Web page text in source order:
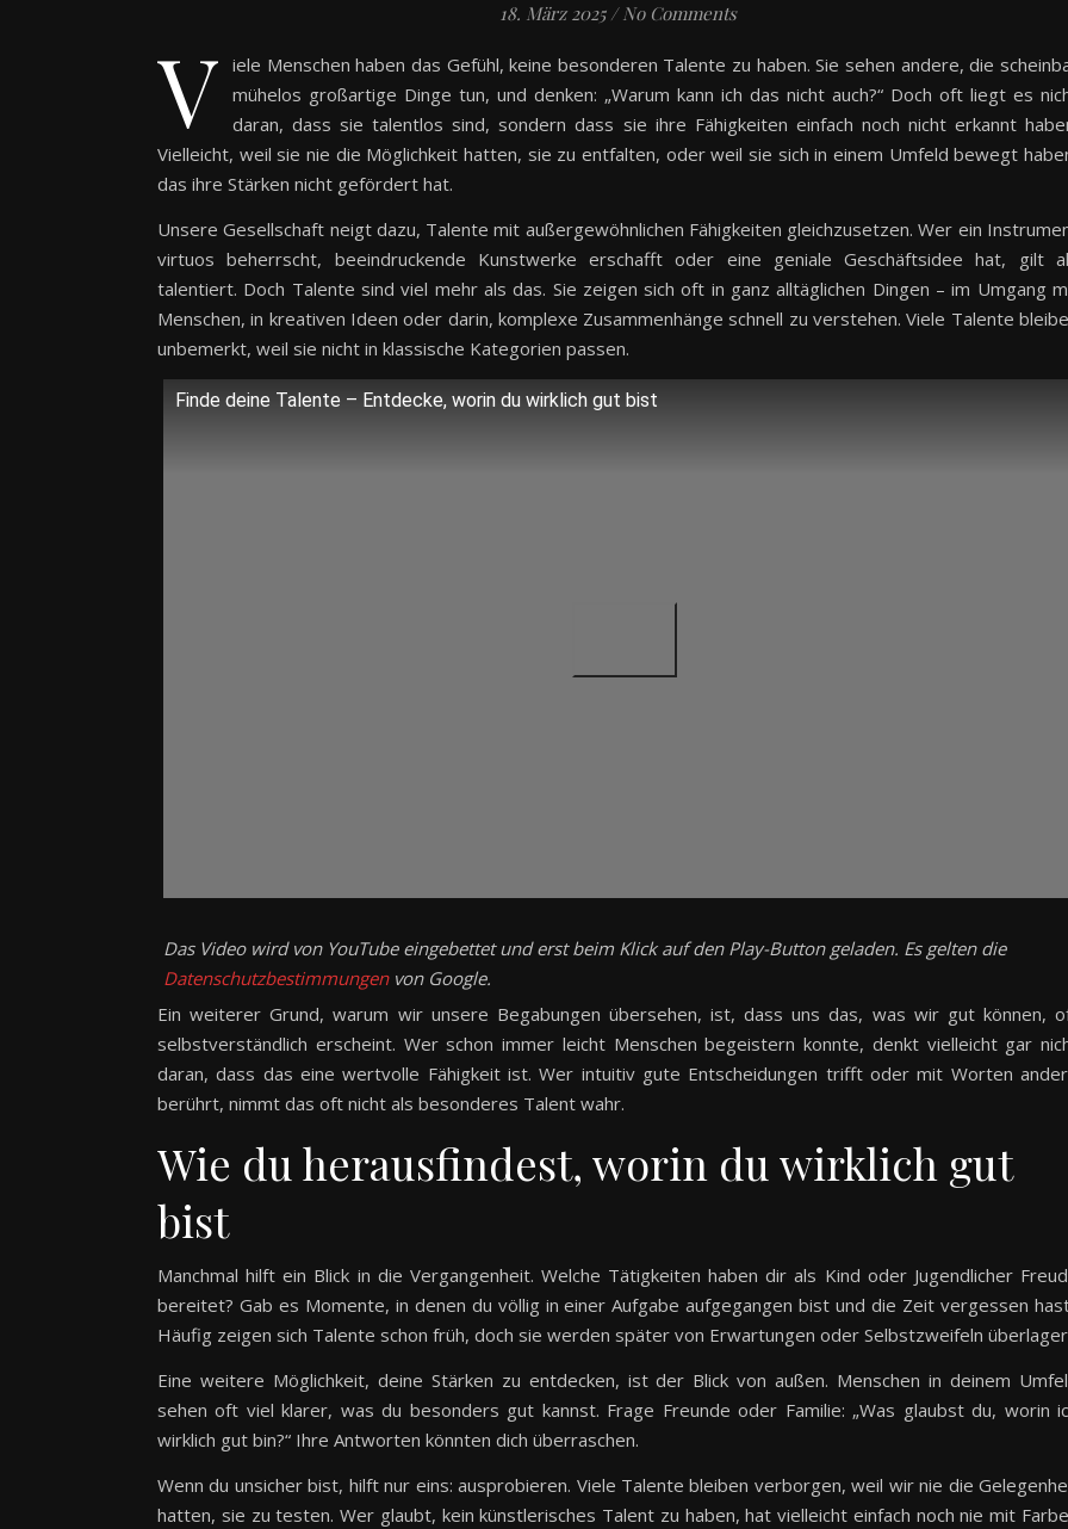
18. März 2025 / No Comments
V iele Menschen haben das Gefühl, keine besonderen Talente zu haben. Sie sehen andere, die
mühelos großartige Dinge tun, und denken: „Warum kann ich das nicht auch?“ Doch oft liegt es
daran, dass sie talentlos sind, sondern dass sie ihre Fähigkeiten einfach noch nicht erkannt
Vielleicht, weil sie nie die Möglichkeit hatten, sie zu entfalten, oder weil sie sich in einem Umfeld bewegt
das ihre Stärken nicht gefördert hat.
Unsere Gesellschaft neigt dazu, Talente mit außergewöhnlichen Fähigkeiten gleichzusetzen. Wer ein
virtuos beherrscht, beeindruckende Kunstwerke erschafft oder eine geniale Geschäftsidee hat, gilt
talentiert. Doch Talente sind viel mehr als das. Sie zeigen sich oft in ganz alltäglichen Dingen – im Umgang
Menschen, in kreativen Ideen oder darin, komplexe Zusammenhänge schnell zu verstehen. Viele Talente
unbemerkt, weil sie nicht in klassische Kategorien passen.
Finde deine Talente – Entdecke, worin du wirklich gut bist
Das Video wird von YouTube eingebettet und erst beim Klick auf den Play-Button geladen. Es gelten die
Datenschutzbestimmungenvon Google.
Ein weiterer Grund, warum wir unsere Begabungen übersehen, ist, dass uns das, was wir gut können,
selbstverständlich erscheint. Wer schon immer leicht Menschen begeistern konnte, denkt vielleicht gar
daran, dass das eine wertvolle Fähigkeit ist. Wer intuitiv gute Entscheidungen trifft oder mit Worten
berührt, nimmt das oft nicht als besonderes Talent wahr.
Wie du herausfindest, worin du wirklich gut
bist
Manchmal hilft ein Blick in die Vergangenheit. Welche Tätigkeiten haben dir als Kind oder Jugendlicher
bereitet? Gab es Momente, in denen du völlig in einer Aufgabe aufgegangen bist und die Zeit vergessen
Häufig zeigen sich Talente schon früh, doch sie werden später von Erwartungen oder Selbstzweifeln
Eine weitere Möglichkeit, deine Stärken zu entdecken, ist der Blick von außen. Menschen in deinem
sehen oft viel klarer, was du besonders gut kannst. Frage Freunde oder Familie: „Was glaubst du, worin
wirklich gut bin?“ Ihre Antworten könnten dich überraschen.
Wenn du unsicher bist, hilft nur eins: ausprobieren. Viele Talente bleiben verborgen, weil wir nie die
hatten, sie zu testen. Wer glaubt, kein künstlerisches Talent zu haben, hat vielleicht einfach noch nie mit